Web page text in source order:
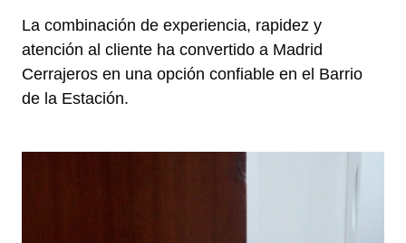
La combinación de experiencia, rapidez y
atención al cliente ha convertido a Madrid
Cerrajeros en una opción confiable en el Barrio
de la Estación.